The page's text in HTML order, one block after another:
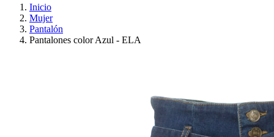
Inicio
Mujer
Pantalón
Pantalones color Azul - ELA